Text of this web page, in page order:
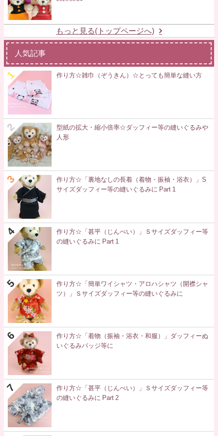
もっと見る(トップページへ)
人気記事
作り方☆雑巾（ぞうきん）☆とっても簡単な縫い方
型紙の拡大・縮小倍率☆ダッフィー等の縫いぐるみや
人形
作り方☆「裏地なしの長着（着物・振袖・浴衣）」S
サイズダッフィー等の縫いぐるみに Part 1
作り方☆「甚平（じんべい）」Ｓサイズダッフィー等
の縫いぐるみに Part 1
作り方☆「簡単ワイシャツ・アロハシャツ（開襟シャ
ツ）」Ｓサイズダッフィー等の縫いぐるみに
作り方☆「着物（振袖・浴衣・和服）」ダッフィーぬ
いぐるみバッジ等に
作り方☆「甚平（じんべい）」Ｓサイズダッフィー等
の縫いぐるみに Part 2